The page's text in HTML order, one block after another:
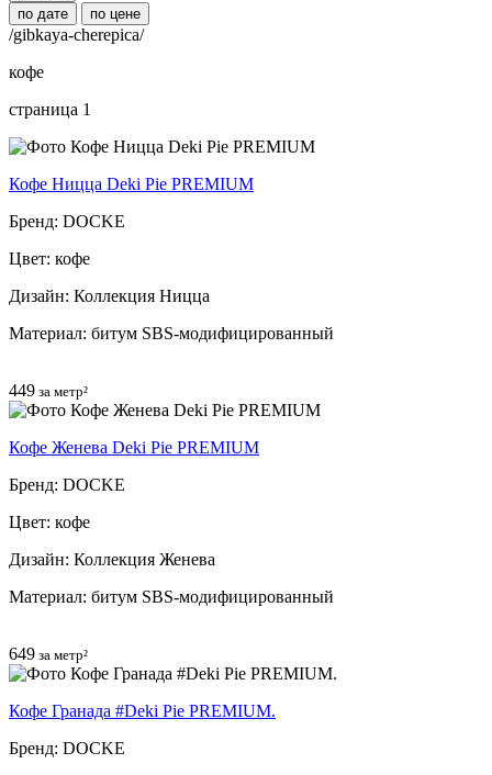
по дате
по цене
/gibkaya-cherepica/
кофе
страница 1
Кофе Ницца Deki Pie PREMIUM
Бренд: DOCKE
Цвет: кофе
Дизайн: Коллекция Ницца
Материал: битум SBS-модифицированный
449 за метр²
Кофе Женева Deki Pie PREMIUM
Бренд: DOCKE
Цвет: кофе
Дизайн: Коллекция Женева
Материал: битум SBS-модифицированный
649 за метр²
Кофе Гранада #Deki Pie PREMIUM.
Бренд: DOCKE